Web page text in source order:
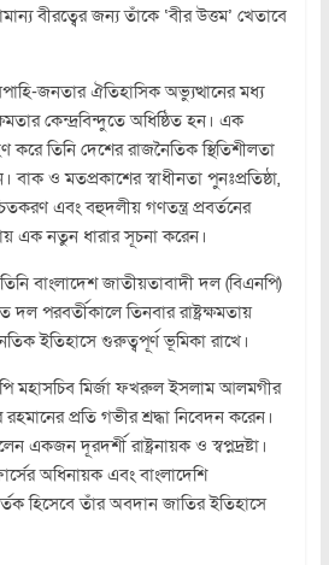
বীরত্বের জন্য তাঁকে ‘বীর উত্তম’ খেতাবে
জনতার ঐতিহাসিক অভ্যুত্থানের মধ্য
কেন্দ্রবিন্দুতে অধিষ্ঠিত হন। এক
করে তিনি দেশের রাজনৈতিক স্থিতিশীলতা
ও মতপ্রকাশের স্বাধীনতা পুনঃপ্রতিষ্ঠা,
এবং বহুদলীয় গণতন্ত্র প্রবর্তনের
এক নতুন ধারার সূচনা করেন।
বাংলাদেশ জাতীয়তাবাদী দল (বিএনপি)
দল পরবর্তীকালে তিনবার রাষ্ট্রক্ষমতায়
ইতিহাসে গুরুত্বপূর্ণ ভূমিকা রাখে।
মহাসচিব মির্জা ফখরুল ইসলাম আলমগীর
প্রতি গভীর শ্রদ্ধা নিবেদন করেন।
একজন দূরদর্শী রাষ্ট্রনায়ক ও স্বপ্নদ্রষ্টা।
অধিনায়ক এবং বাংলাদেশি
হিসেবে তাঁর অবদান জাতির ইতিহাসে